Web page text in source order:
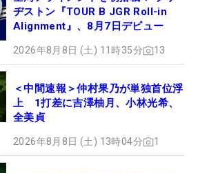
ヂストン『TOUR B JGR Roll-in
Alignment』、8月7日デビュー
2026年8月8日 (土) 11時35分 13
＜中間速報＞仲村果乃が単独首位浮
上 1打差に吉澤柚月、小林光希、
全美貞
2026年8月8日 (土) 13時04分 1